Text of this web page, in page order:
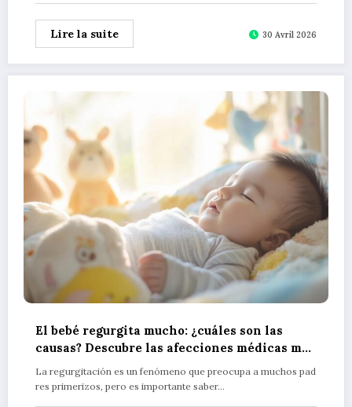
Lire la suite 30 Avril 2026
El bebé regurgita mucho: ¿cuáles son las
causas? Descubre las afecciones médicas más
comunes
La regurgitación es un fenómeno que preocupa a muchos pad
res primerizos, pero es importante saber…